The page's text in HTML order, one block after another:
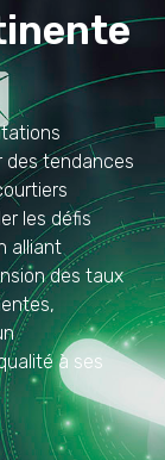
des tendances
les défis
alliant
des taux
à ses